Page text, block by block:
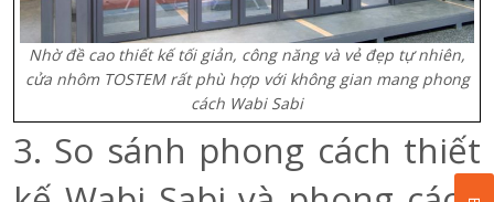
Nhờ đề cao thiết kế tối giản, công năng và vẻ đẹp tự nhiên,
cửa nhôm TOSTEM rất phù hợp với không gian mang phong
cách Wabi Sabi
3. So sánh phong cách thiết